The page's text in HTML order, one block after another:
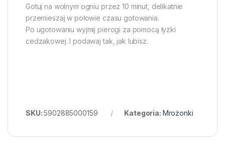
Gotuj na wolnym ogniu przez 10 minut, delikatnie
przemieszaj w połowie czasu gotowania.
Po ugotowaniu wyjmij pierogi za pomocą łyżki
cedzakowej. I podawaj tak, jak lubisz.
SKU:5902885000159 Kategoria: Mrożonki